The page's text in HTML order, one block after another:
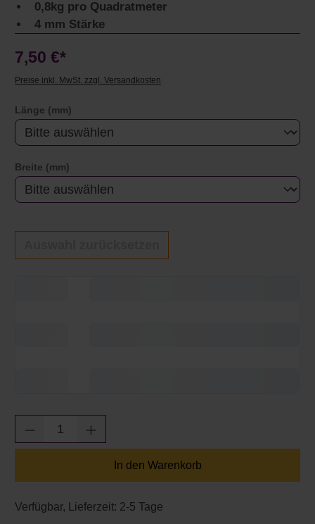
0,8kg pro Quadratmeter
4 mm Stärke
7,50 €*
Preise inkl. MwSt. zzgl. Versandkosten
Länge (mm)
Breite (mm)
Produkt Anzahl: Gib den gewünschten
In den Warenkorb
Verfügbar, Lieferzeit: 2-5 Tage